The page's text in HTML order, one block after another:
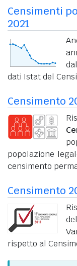
Censimenti
2021
dati Istat del
Censimento
popolazione
censimento
Censimento
rispetto al